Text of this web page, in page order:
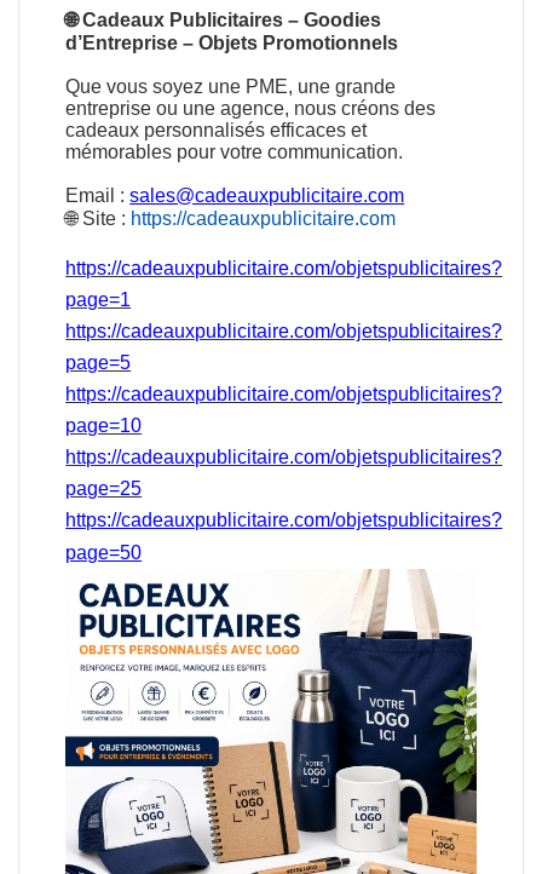
🌐Cadeaux Publicitaires –Goodies
d’Entreprise –Objets Promotionnels
Que vous soyez une PME, une grande
entreprise ou une agence, nous créons des
cadeaux personnalisés efficaces et
mémorables pour votre communication.
Email :sales@cadeauxpublicitaire.com
🌐 Site : https://cadeauxpublicitaire.com
https://cadeauxpublicitaire.com/objetspublicitaires?
page=1
https://cadeauxpublicitaire.com/objetspublicitaires?
page=5
https://cadeauxpublicitaire.com/objetspublicitaires?
page=10
https://cadeauxpublicitaire.com/objetspublicitaires?
page=25
https://cadeauxpublicitaire.com/objetspublicitaires?
page=50